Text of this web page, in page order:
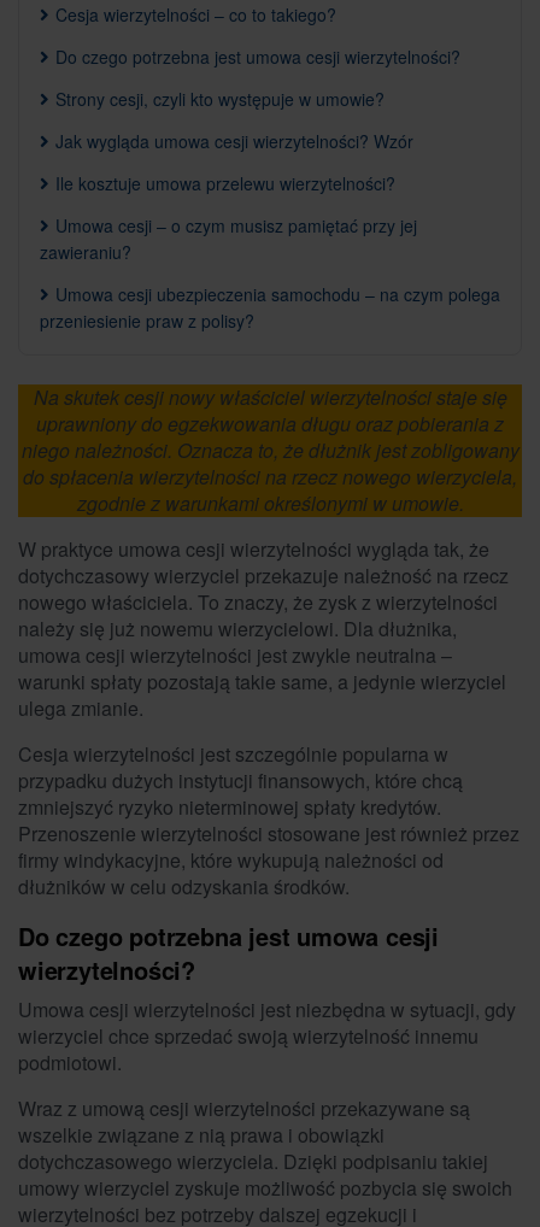
Cesja wierzytelności – co to takiego?
Do czego potrzebna jest umowa cesji wierzytelności?
Strony cesji, czyli kto występuje w umowie?
Jak wygląda umowa cesji wierzytelności? Wzór
Ile kosztuje umowa przelewu wierzytelności?
Umowa cesji – o czym musisz pamiętać przy jej
zawieraniu?
Umowa cesji ubezpieczenia samochodu – na czym polega
przeniesienie praw z polisy?
Na skutek cesji nowy właściciel wierzytelności staje się
uprawniony do egzekwowania długu oraz pobierania z
niego należności. Oznacza to, że dłużnik jest zobligowany
do spłacenia wierzytelności na rzecz nowego wierzyciela,
zgodnie z warunkami określonymi w umowie.
W praktyce umowa cesji wierzytelności wygląda tak, że
dotychczasowy wierzyciel przekazuje należność na rzecz
nowego właściciela. To znaczy, że zysk z wierzytelności
należy się już nowemu wierzycielowi. Dla dłużnika,
umowa cesji wierzytelności jest zwykle neutralna –
warunki spłaty pozostają takie same, a jedynie wierzyciel
ulega zmianie.
Cesja wierzytelności jest szczególnie popularna w
przypadku dużych instytucji finansowych, które chcą
zmniejszyć ryzyko nieterminowej spłaty kredytów.
Przenoszenie wierzytelności stosowane jest również przez
firmy windykacyjne, które wykupują należności od
dłużników w celu odzyskania środków.
Do czego potrzebna jest umowa cesji
wierzytelności?
Umowa cesji wierzytelności jest niezbędna w sytuacji, gdy
wierzyciel chce sprzedać swoją wierzytelność innemu
podmiotowi.
Wraz z umową cesji wierzytelności przekazywane są
wszelkie związane z nią prawa i obowiązki
dotychczasowego wierzyciela. Dzięki podpisaniu takiej
umowy wierzyciel zyskuje możliwość pozbycia się swoich
wierzytelności bez potrzeby dalszej egzekucji i